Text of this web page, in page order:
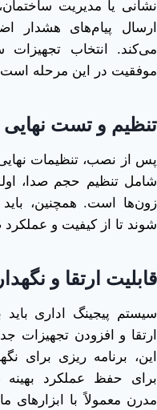
‌نشانی یا مدیریت
ارسال پیام‌های هشدار
می‌کند. انتخاب تجهیزات
موفقیت در این مرحله
تنظیم و تست نهایی
پس از نصب، تنظیمات
شامل تنظیم حجم صدا،
زون‌ها است. همچنین،
شوند تا از کیفیت و
قابلیت ارتقا و
سیستم پیجینگ اداری
ارتقا و افزودن تجهیزات
این، برنامه ‌ریزی برای
برای حفظ عملکرد
مدرن معمولاً با ابزارهای